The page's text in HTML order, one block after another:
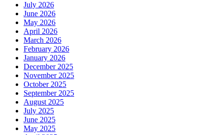
July 2026
June 2026
May 2026
April 2026
March 2026
February 2026
January 2026
December 2025
November 2025
October 2025
September 2025
August 2025
July 2025
June 2025
May 2025